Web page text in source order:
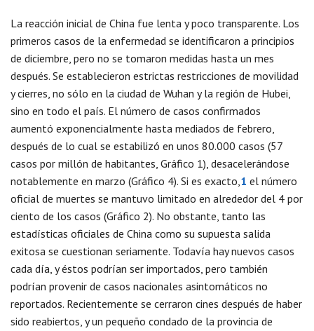
La reacción inicial de China fue lenta y poco transparente. Los
primeros casos de la enfermedad se identificaron a principios
de diciembre, pero no se tomaron medidas hasta un mes
después. Se establecieron estrictas restricciones de movilidad
y cierres, no sólo en la ciudad de Wuhan y la región de Hubei,
sino en todo el país. El número de casos confirmados
aumentó exponencialmente hasta mediados de febrero,
después de lo cual se estabilizó en unos 80.000 casos (57
casos por millón de habitantes, Gráfico 1), desacelerándose
notablemente en marzo (Gráfico 4). Si es exacto,1 el número
oficial de muertes se mantuvo limitado en alrededor del 4 por
ciento de los casos (Gráfico 2). No obstante, tanto las
estadísticas oficiales de China como su supuesta salida
exitosa se cuestionan seriamente. Todavía hay nuevos casos
cada día, y éstos podrían ser importados, pero también
podrían provenir de casos nacionales asintomáticos no
reportados. Recientemente se cerraron cines después de haber
sido reabiertos, y un pequeño condado de la provincia de